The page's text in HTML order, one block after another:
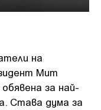
на
Мит
за най-
Става дума за